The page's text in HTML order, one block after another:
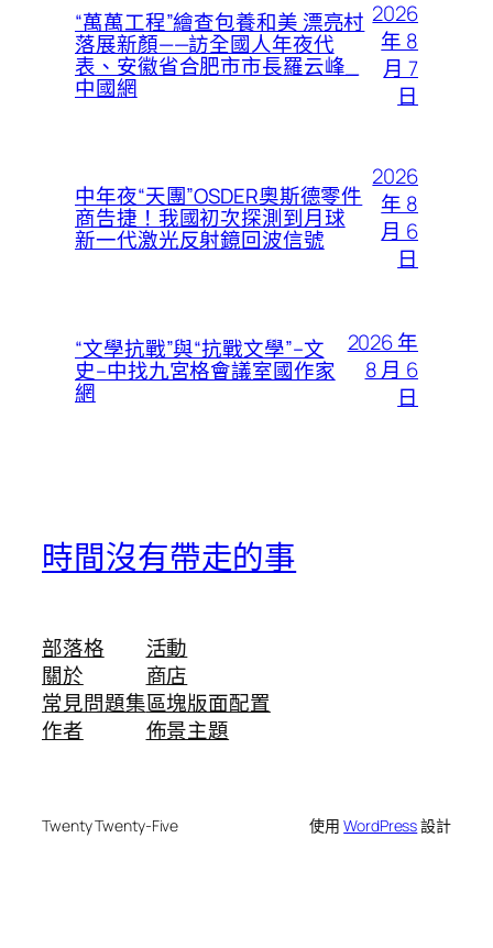
“萬萬工程”繪查包養和美 漂亮村
落展新顏——訪全國人年夜代
表、安徽省合肥市市長羅云峰_
中國網
2026
年 8
月 7
日
中年夜“天團”OSDER奧斯德零件
商告捷！我國初次探測到月球
新一代激光反射鏡回波信號
2026
年 8
月 6
日
“文學抗戰”與“抗戰文學”–文
史–中找九宮格會議室國作家
網
2026 年
8 月 6
日
時間沒有帶走的事
部落格
關於
常見問題集
作者
活動
商店
區塊版面配置
佈景主題
Twenty Twenty-Five 使用WordPress設計